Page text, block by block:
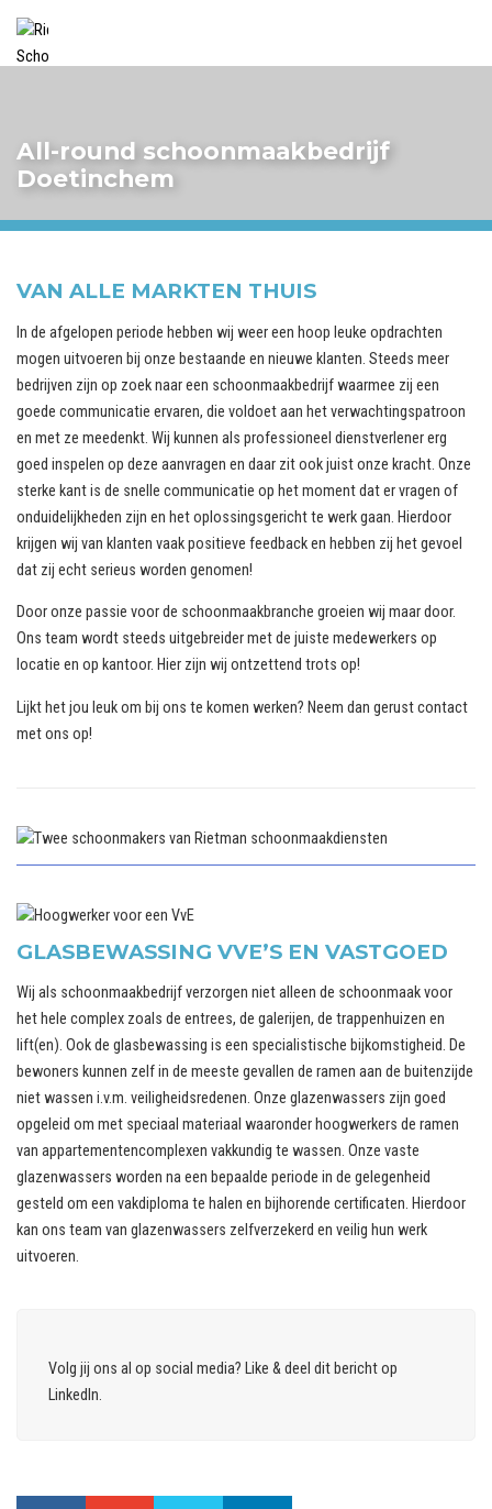
All-round schoonmaakbedrijf
Doetinchem
VAN ALLE MARKTEN THUIS
In de afgelopen periode hebben wij weer een hoop leuke opdrachten
mogen uitvoeren bij onze bestaande en nieuwe klanten. Steeds meer
bedrijven zijn op zoek naar een schoonmaakbedrijf waarmee zij een
goede communicatie ervaren, die voldoet aan het verwachtingspatroon
en met ze meedenkt. Wij kunnen als professioneel dienstverlener erg
goed inspelen op deze aanvragen en daar zit ook juist onze kracht. Onze
sterke kant is de snelle communicatie op het moment dat er vragen of
onduidelijkheden zijn en het oplossingsgericht te werk gaan. Hierdoor
krijgen wij van klanten vaak positieve feedback en hebben zij het gevoel
dat zij echt serieus worden genomen!
Door onze passie voor de schoonmaakbranche groeien wij maar door.
Ons team wordt steeds uitgebreider met de juiste medewerkers op
locatie en op kantoor. Hier zijn wij ontzettend trots op!
Lijkt het jou leuk om bij ons te komen werken? Neem dan gerustcontact
met ons op!
GLASBEWASSING VVE’S EN VASTGOED
Wij als schoonmaakbedrijf verzorgen niet alleen de schoonmaak voor
het hele complex zoals de entrees, de galerijen, de trappenhuizen en
lift(en). Ook de glasbewassing is een specialistische bijkomstigheid. De
bewoners kunnen zelf in de meeste gevallen de ramen aan de buitenzijde
niet wassen i.v.m. veiligheidsredenen. Onze glazenwassers zijn goed
opgeleid om met speciaal materiaal waaronder hoogwerkers de ramen
van appartementencomplexen vakkundig te wassen. Onze vaste
glazenwassers worden na een bepaalde periode in de gelegenheid
gesteld om een vakdiploma te halen en bijhorende certificaten. Hierdoor
kan ons team van glazenwassers zelfverzekerd en veilig hun werk
uitvoeren.
Volg jij ons al op social media? Like & deel dit bericht op
LinkedIn.